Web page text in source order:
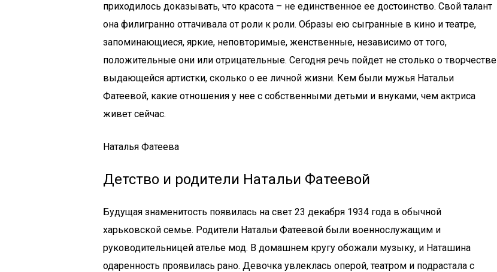
приходилось доказывать, что красота – не единственное ее достоинство. Свой талант
она филигранно оттачивала от роли к роли. Образы ею сыгранные в кино и театре,
запоминающиеся, яркие, неповторимые, женственные, независимо от того,
положительные они или отрицательные. Сегодня речь пойдет не столько о творчестве
выдающейся артистки, сколько о ее личной жизни. Кем были мужья Натальи
Фатеевой, какие отношения у нее с собственными детьми и внуками, чем актриса
живет сейчас.
Наталья Фатеева
Детство и родители Натальи Фатеевой
Будущая знаменитость появилась на свет 23 декабря 1934 года в обычной
харьковской семье. Родители Натальи Фатеевой были военнослужащим и
руководительницей ателье мод. В домашнем кругу обожали музыку, и Наташина
одаренность проявилась рано. Девочка увлеклась оперой, театром и подрастала с